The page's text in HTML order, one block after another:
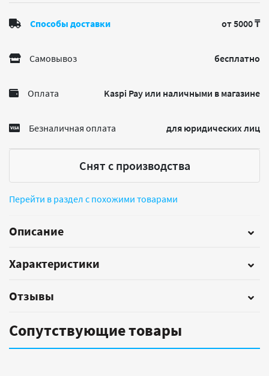
Способы доставки от 5000 ₸
Самовывоз бесплатно
Оплата Kaspi Pay или наличными в магазине
Безналичная оплата для юридических лиц
Снят с производства
Перейти в раздел с похожими товарами
Описание
Характеристики
Отзывы
Сопутствующие товары